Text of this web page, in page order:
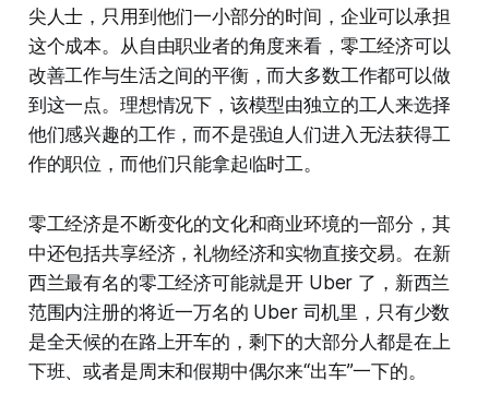
尖人士，只用到他们一小部分的时间，企业可以承担
这个成本。从自由职业者的角度来看，零工经济可以
改善工作与生活之间的平衡，而大多数工作都可以做
到这一点。理想情况下，该模型由独立的工人来选择
他们感兴趣的工作，而不是强迫人们进入无法获得工
作的职位，而他们只能拿起临时工。
零工经济是不断变化的文化和商业环境的一部分，其
中还包括共享经济，礼物经济和实物直接交易。在新
西兰最有名的零工经济可能就是开 Uber 了，新西兰
范围内注册的将近一万名的 Uber 司机里，只有少数
是全天候的在路上开车的，剩下的大部分人都是在上
下班、或者是周末和假期中偶尔来“出车”一下的。